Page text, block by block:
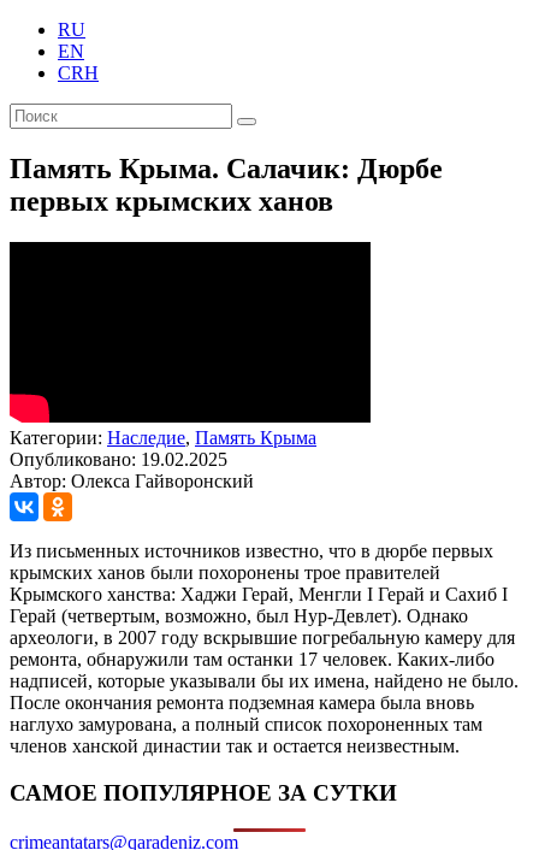
RU
EN
CRH
Память Крыма. Салачик: Дюрбе
первых крымских ханов
Категории: Наследие, Память Крыма
Опубликовано: 19.02.2025
Автор: Олекса Гайворонский
Из письменных источников известно, что в дюрбе первых
крымских ханов были похоронены трое правителей
Крымского ханства: Хаджи Герай, Менгли I Герай и Сахиб I
Герай (четвертым, возможно, был Нур-Девлет). Однако
археологи, в 2007 году вскрывшие погребальную камеру для
ремонта, обнаружили там останки 17 человек. Каких-либо
надписей, которые указывали бы их имена, найдено не было.
После окончания ремонта подземная камера была вновь
наглухо замурована, а полный список похороненных там
членов ханской династии так и остается неизвестным.
САМОЕ ПОПУЛЯРНОЕ ЗА СУТКИ
crimeantatars@qaradeniz.com